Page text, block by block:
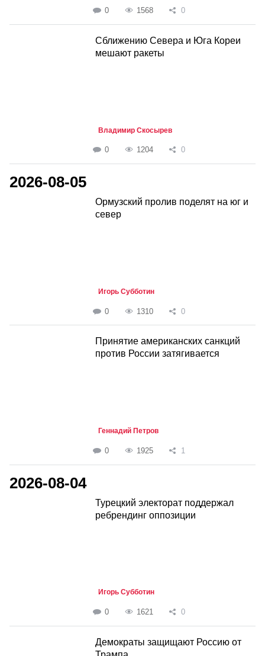
0 1568 0
Сближению Севера и Юга Кореи
мешают ракеты
Владимир Скосырев
0 1204 0
2026-08-05
Ормузский пролив поделят на юг и
север
Игорь Субботин
0 1310 0
Принятие американских санкций
против России затягивается
Геннадий Петров
0 1925 1
2026-08-04
Турецкий электорат поддержал
ребрендинг оппозиции
Игорь Субботин
0 1621 0
Демократы защищают Россию от